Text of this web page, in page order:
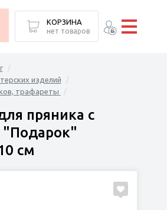
изделий
трафареты
пряника с
"Подарок"
см
КОРЗИНА
нет товаров